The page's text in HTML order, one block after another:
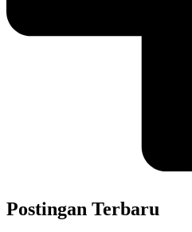
Postingan Terbaru